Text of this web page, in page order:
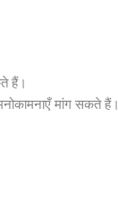
हैं।
मांग सकते हैं।